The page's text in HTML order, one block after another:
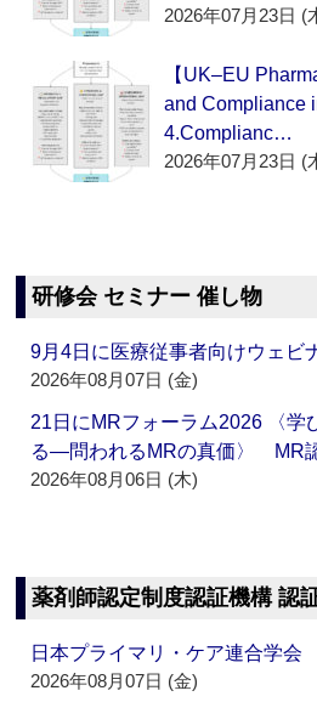
2026年07月23日 (
【UK–EU
and Compliance
4.Complianc…
2026年07月23日 (
研修会 セミナー 催し物
9月4日に医療従事者向けウェ
2026年08月07日 (金)
21日にMRフォーラム2026 〈学
る―問われるMRの真価〉 MR
2026年08月06日 (木)
薬剤師認定制度認証機構 認
日本プライマリ・ケア連合学
2026年08月07日 (金)